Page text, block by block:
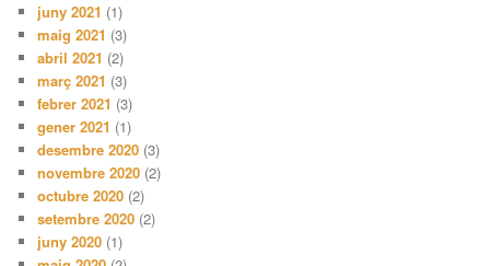
juny 2021 (1)
maig 2021 (3)
abril 2021 (2)
març 2021 (3)
febrer 2021 (3)
gener 2021 (1)
desembre 2020 (3)
novembre 2020 (2)
octubre 2020 (2)
setembre 2020 (2)
juny 2020 (1)